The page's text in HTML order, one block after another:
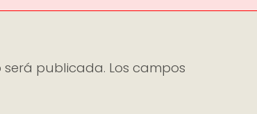
será publicada. Los campos